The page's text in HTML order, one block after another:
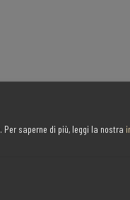
Per saperne di più, leggi la nostra